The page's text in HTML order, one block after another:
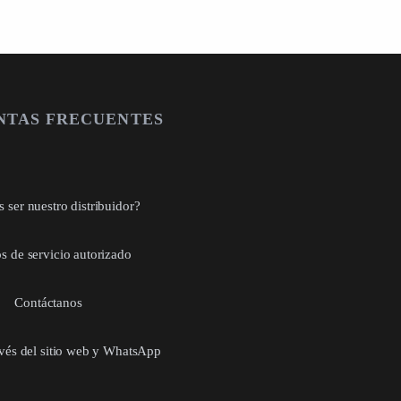
FRECUENTES
ser nuestro distribuidor?
de servicio autorizado
Contáctanos
del sitio web y WhatsApp